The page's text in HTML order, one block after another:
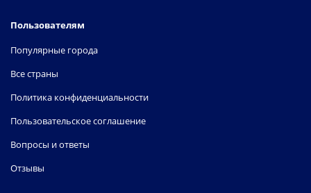
Пользователям
Популярные города
Все страны
Политика конфиденциальности
Пользовательское соглашение
Вопросы и ответы
Отзывы